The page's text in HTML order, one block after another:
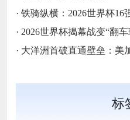
· 铁骑纵横：2026世界杯16
· 2026世界杯揭幕战变“翻
· 大洋洲首破直通壁垒：美加
标